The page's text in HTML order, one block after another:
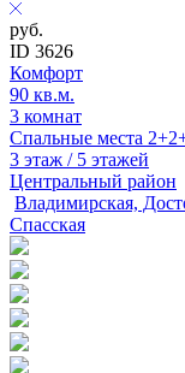
руб.
ID 3626
Комфорт
90 кв.м.
3 комнат
Спальные места
3 этаж / 5 этажей
Центральный район
Владимирская,
Спасская